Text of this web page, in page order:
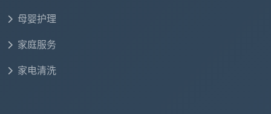
母婴护理
家庭服务
家电清洗